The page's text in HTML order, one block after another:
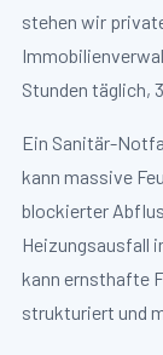
stehen wir
Stunden täglich,
Ein Sanitär-
kann massive
blockierter
Heizungsausfall
kann ernsthafte
strukturiert und